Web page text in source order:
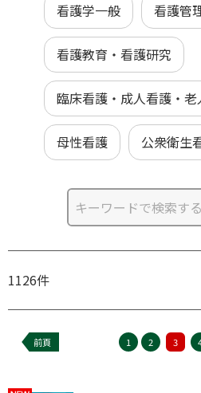
看護学一般 看護管
看護教育・看護研究
臨床看護・成人看護・老
母性看護 公衆衛生
1126件
前頁 1 2 3